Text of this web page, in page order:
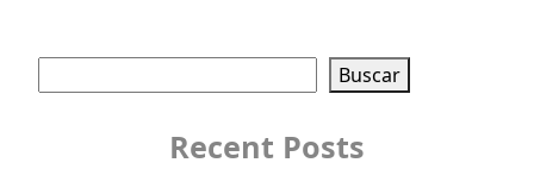
Buscar
Recent Posts